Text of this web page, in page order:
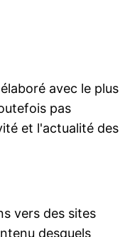
avec le plus
pas
et l'actualité des
vers des sites
desquels